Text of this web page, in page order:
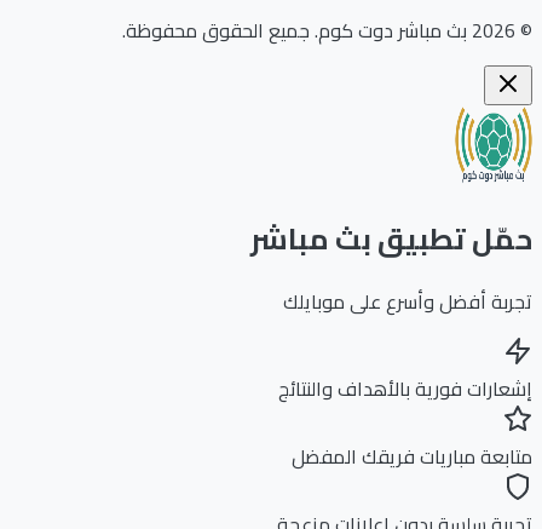
بث مباشر دوت كوم.جميع الحقوق محفوظة.
تطبيق بث مباشر
أفضل وأسرع على موبايلك
فورية بالأهداف والنتائج
مباريات فريقك المفضل